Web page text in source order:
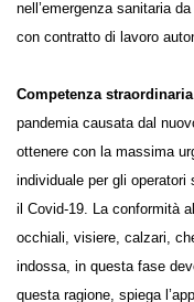
nell’emergenza sanitaria
con contratto di lavoro
Competenza
pandemia causata dal
di ottenere con la
individuale per gli
contro il Covid-19. La
maschere, occhiali, visiere,
li indossa, in questa fase